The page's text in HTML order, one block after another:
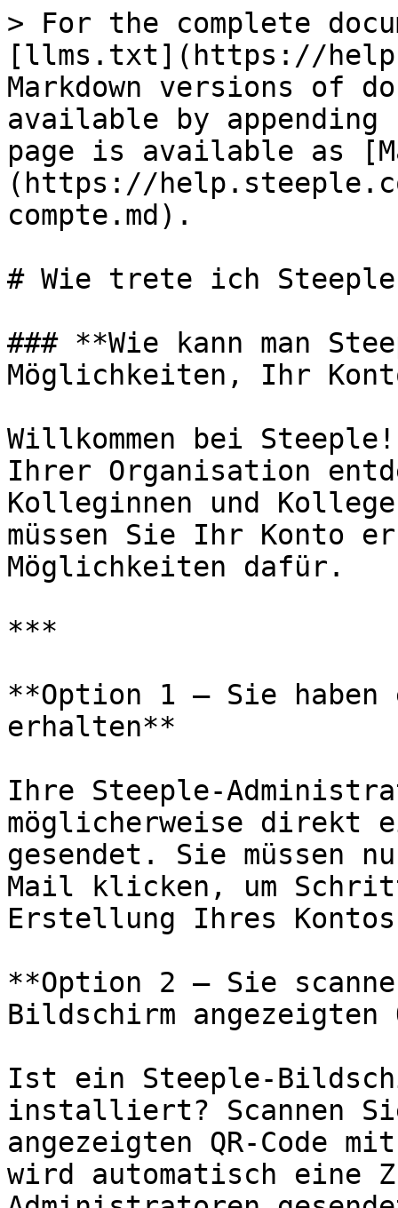
> For the complete
[llms.txt](https://
Markdown versions of
available by
page is available as
(https://
compte.md).
# Wie trete ich
### **Wie kann man
Möglichkeiten, Ihr
Willkommen bei
Ihrer Organisation
Kolleginnen und
müssen Sie Ihr Konto
Möglichkeiten dafür.
***
**Option 1 — Sie
erhalten**
Ihre Steeple-
möglicherweise direkt
gesendet. Sie müssen
Mail klicken, um
Erstellung Ihres
**Option 2 — Sie
Bildschirm angezeigten
Ist ein Steeple-
installiert? Scannen
angezeigten QR-Code
wird automatisch eine